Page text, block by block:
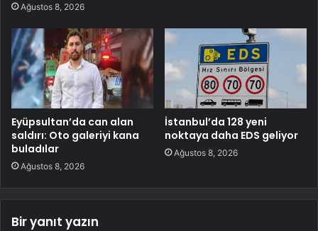
Ağustos 8, 2026
Eyüpsultan’da can alan
saldırı: Oto galeriyi kana
buladılar
Ağustos 8, 2026
İstanbul’da 128 yeni
noktaya daha EDS geliyor
Ağustos 8, 2026
Bir yanıt yazın